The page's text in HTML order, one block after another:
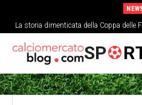
La storia dimenticata della Coppa delle
SP